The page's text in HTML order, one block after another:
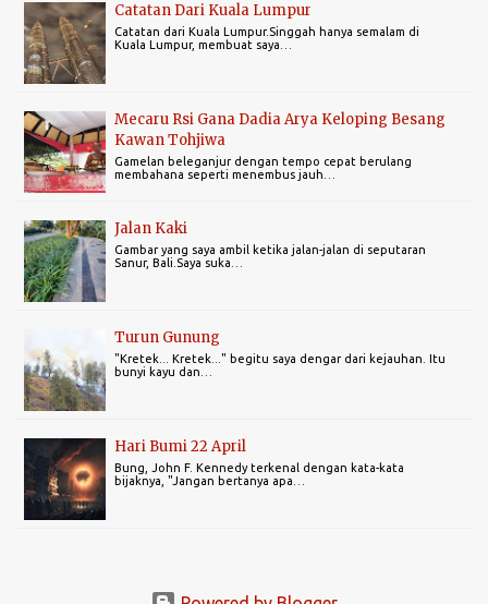
Catatan Dari Kuala Lumpur
Catatan dari Kuala Lumpur.Singgah hanya semalam di
Kuala Lumpur, membuat saya…
Mecaru Rsi Gana Dadia Arya Keloping Besang
Kawan Tohjiwa
Gamelan beleganjur dengan tempo cepat berulang
membahana seperti menembus jauh…
Jalan Kaki
Gambar yang saya ambil ketika jalan-jalan di seputaran
Sanur, Bali.Saya suka…
Turun Gunung
"Kretek... Kretek..." begitu saya dengar dari kejauhan. Itu
bunyi kayu dan…
Hari Bumi 22 April
Bung, John F. Kennedy terkenal dengan kata-kata
bijaknya, "Jangan bertanya apa…